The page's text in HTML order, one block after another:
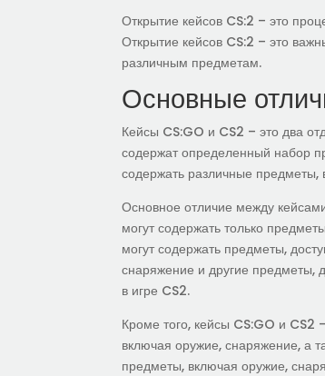
Открытие кейсов CS:2 – это
Открытие кейсов CS:2 – это
различным предметам.
Основные
Кейсы CS:GO и CS2 – это два
содержат определенный набор
содержать различные
Основное отличие между
могут содержать только
могут содержать предметы,
снаряжение и другие предметы,
в игре CS2.
Кроме того, кейсы CS:GO и CS2
включая оружие, снаряжение, а
предметы, включая оружие,